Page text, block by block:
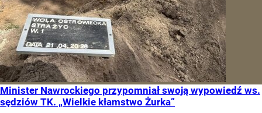
Minister Nawrockiego przypomniał swoją wypowiedź ws.
sędziów TK. „Wielkie kłamstwo Żurka”